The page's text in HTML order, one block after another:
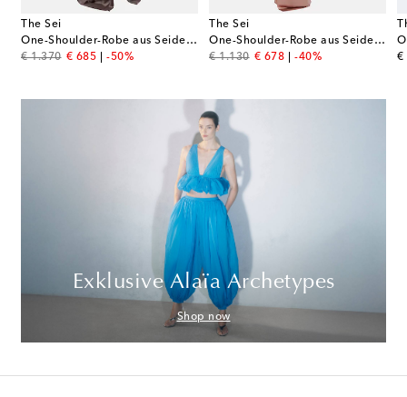
The Sei
One-Shoulder-Robe aus Seidensatin
€ 1.370
original price
€ 685
discount price
-50%
The Sei
One-Shoulder-Robe aus Seidensatin
€ 1.130
original price
€ 678
discount price
-40% €
Exklusive Alaïa Archetypes
Shop now